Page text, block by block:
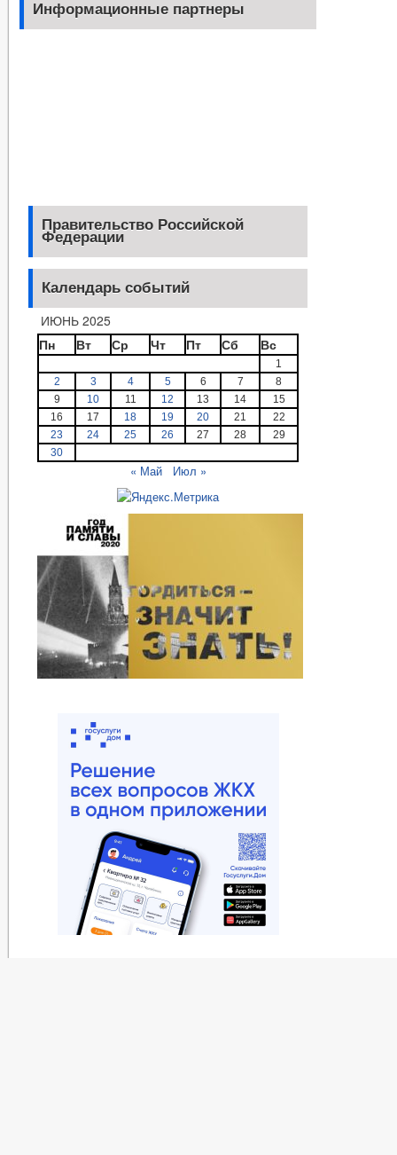
Информационные партнеры
Правительство Российской
Федерации
Календарь событий
ИЮНЬ 2025
Пн
Вт Ср Чт Пт Сб Вс
1
2
3 4 5 6 7
8
9
10 11 12 13 14
15
16
17 18 19 20 21
22
23
24 25 26 27 28
29
30
« Май Июл »